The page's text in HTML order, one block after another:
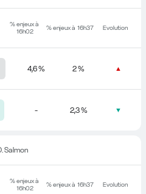
% enjeux à
16h02
% enjeux à 16h37 Evolution
4,6 % 2 % ▲
- 2,3 % ▼
Salmon
% enjeux à
16h02
% enjeux à 16h37 Evolution